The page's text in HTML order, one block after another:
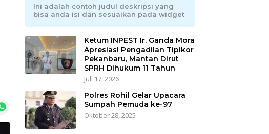
Ini adalah contoh judul deskripsi yang
bisa anda isi dan sesuaikan pada widget
Ketum INPEST Ir. Ganda Mora
Apresiasi Pengadilan Tipikor
Pekanbaru, Mantan Dirut
SPRH Dihukum 11 Tahun
Juli 17, 2026
Polres Rohil Gelar Upacara
Sumpah Pemuda ke-97
Oktober 28, 2025